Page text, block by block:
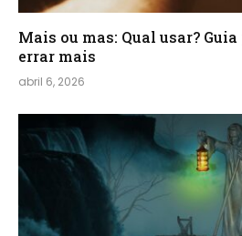
Mais ou mas: Qual usar?
errar mais
abril 6, 2026